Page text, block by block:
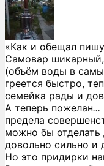
«Как и обещал
Самовар
(объём воды в
греется быстро,
семейка рады и
А теперь пожелан...
предела
можно бы отделать
довольно сильно и
Но это придирки